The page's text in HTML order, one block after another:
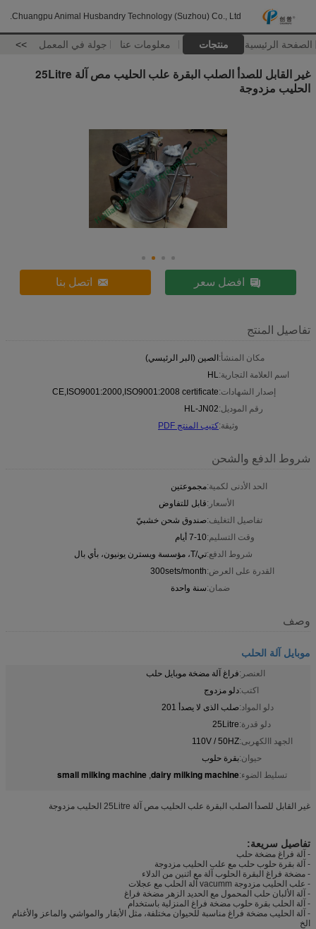
Chuangpu Animal Husbandry Technology (Suzhou) Co., Ltd.
الصفحة الرئيسية منتجات معلومات عنا جولة في المعمل >>
غير القابل للصدأ الصلب البقرة علب الحليب مص آلة 25Litre
الحليب مزدوجة
افضل سعر اتصل بنا
تفاصيل المنتج
مكان المنشأ:الصين (البر الرئيسي)
اسم العلامة التجارية:HL
إصدار الشهادات:CE,ISO9001:2000,ISO9001:2008 certificate
رقم الموديل:HL-JN02
وثيقة:كتيب المنتج PDF
شروط الدفع والشحن
الحد الأدنى لكمية:مجموعتين
الأسعار:قابل للتفاوض
تفاصيل التغليف:صندوق شحن خشبيّ
وقت التسليم:7-10 أيام
شروط الدفع:تي/T، مؤسسة ويسترن يونيون، بأي بال
القدرة على العرض:300sets/month
ضمان:سنة واحدة
وصف
موبايل آلة الحلب
العنصر:فراغ آلة مضخة موبايل حلب
اكتب:دلو مزدوج
دلو المواد:صلب الذى لا يصدأ 201
دلو قدرة:25Litre
الجهد االكهربى:110V / 50HZ
حيوان:بقرة حلوب
تسليط الضوء:dairy milking machine
,
small milking machine
غير القابل للصدأ الصلب البقرة علب الحليب مص آلة 25Litre الحليب مزدوجة
تفاصيل سريعة:
- آلة فراغ مضخة حلب
- آلة بقرة حلوب حلب مع علب الحليب مزدوجة
- مضخة فراغ البقرة الحلوب آلة مع اثنين من الدلاء
- علب الحليب مزدوجة vacumm آلة الحلب مع عجلات
- آلة الألبان حلب المحمول مع الحديد الزهر مضخة فراغ
- آلة الحلب بقرة حلوب مضخة فراغ المنزلية باستخدام
- آلة الحليب مضخة فراغ مناسبة للحيوان مختلفة، مثل الأبقار والمواشي والماعز والأغنام
الخ